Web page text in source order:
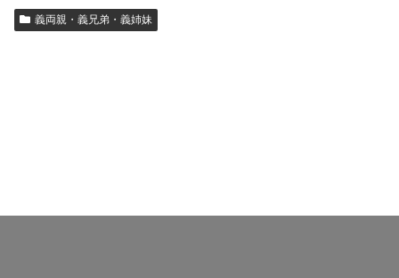
義両親・義兄弟・義姉妹